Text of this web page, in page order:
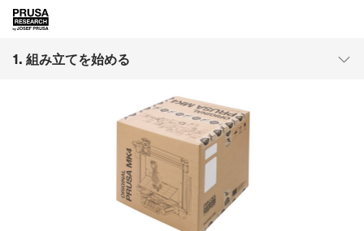
1. 組み立てを始める